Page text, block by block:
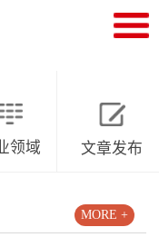
领域 文章发布
MORE +